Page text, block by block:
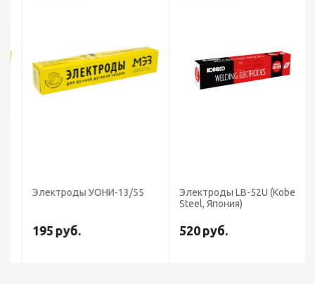
Электроды УОНИ-13/55
195руб.
Электроды LB-52U (Kobe
Steel, Япония)
520руб.